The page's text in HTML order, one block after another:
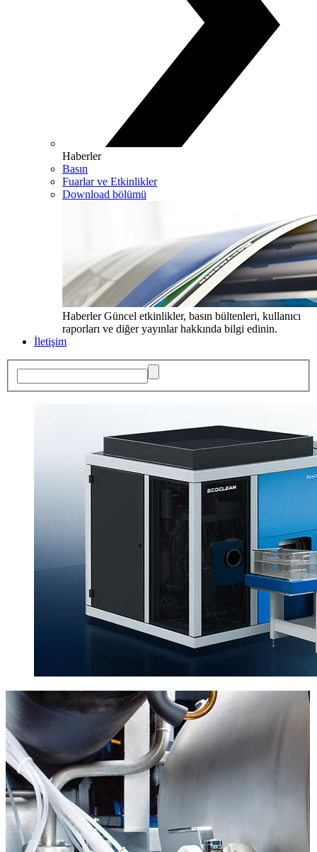
Haberler
Basın
Fuarlar ve Etkinlikler
Download bölümü
HaberlerGüncel etkinlikler, basın bültenleri, kullanıcı
raporları ve diğer yayınlar hakkında bilgi edinin.
İletişim